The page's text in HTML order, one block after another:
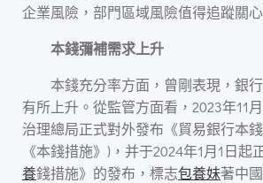
企業風險，部門區域風險值得追蹤關心
本錢彌補需求上升
本錢充分率方面，曾剛表現，銀
有所上升。從監管方面看，2023年11
治理總局正式對外發布《貿易銀行本
《本錢措施》)，并于2024年1月1日起
養錢措施》的發布，標志包養妹著中